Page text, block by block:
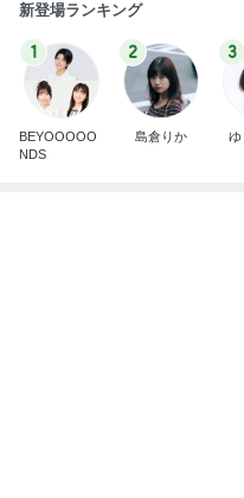
新登場ランキング
1
BEYOOOOO
NDS
2
島倉りか
3
ゆ